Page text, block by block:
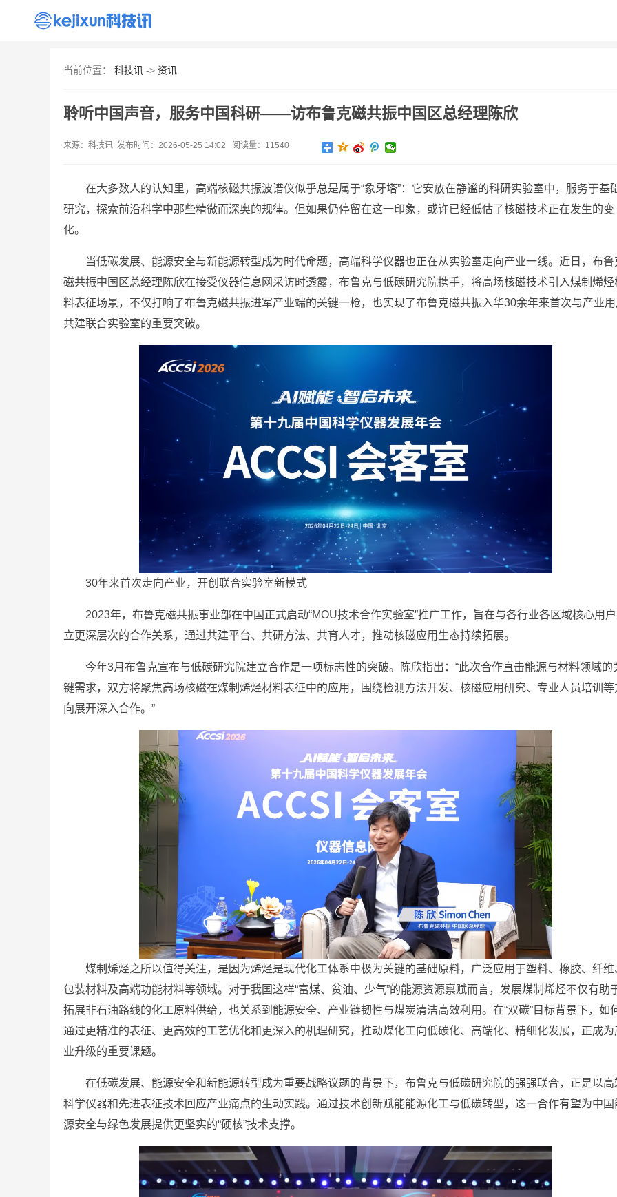
当前位置：
科技讯 -> 资讯
聆听中国声音，服务中国科研——访布鲁克磁共振中国区总经理陈欣
来源：科技讯 发布时间：2026-05-25 14:02 阅读量：11540
在大多数人的认知里，高端核磁共振波谱仪似乎总是属于“象牙塔”：它安放在静谧的科研实验室中，服务于基
研究，探索前沿科学中那些精微而深奥的规律。但如果仍停留在这一印象，或许已经低估了核磁技术正在发生的变
化。
当低碳发展、能源安全与新能源转型成为时代命题，高端科学仪器也正在从实验室走向产业一线。近日，布鲁
磁共振中国区总经理陈欣在接受仪器信息网采访时透露，布鲁克与低碳研究院携手，将高场核磁技术引入煤制烯烃
料表征场景，不仅打响了布鲁克磁共振进军产业端的关键一枪，也实现了布鲁克磁共振入华30余年来首次与产业用
共建联合实验室的重要突破。
30年来首次走向产业，开创联合实验室新模式
2023年，布鲁克磁共振事业部在中国正式启动“MOU技术合作实验室”推广工作，旨在与各行业各区域核心用
立更深层次的合作关系，通过共建平台、共研方法、共育人才，推动核磁应用生态持续拓展。
今年3月布鲁克宣布与低碳研究院建立合作是一项标志性的突破。陈欣指出：“此次合作直击能源与材料领域的
键需求，双方将聚焦高场核磁在煤制烯烃材料表征中的应用，围绕检测方法开发、核磁应用研究、专业人员培训等
向展开深入合作。”
煤制烯烃之所以值得关注，是因为烯烃是现代化工体系中极为关键的基础原料，广泛应用于塑料、橡胶、纤维
包装材料及高端功能材料等领域。对于我国这样“富煤、贫油、少气”的能源资源禀赋而言，发展煤制烯烃不仅有助
拓展非石油路线的化工原料供给，也关系到能源安全、产业链韧性与煤炭清洁高效利用。在“双碳”目标背景下，如何
通过更精准的表征、更高效的工艺优化和更深入的机理研究，推动煤化工向低碳化、高端化、精细化发展，正成为
业升级的重要课题。
在低碳发展、能源安全和新能源转型成为重要战略议题的背景下，布鲁克与低碳研究院的强强联合，正是以高
科学仪器和先进表征技术回应产业痛点的生动实践。通过技术创新赋能能源化工与低碳转型，这一合作有望为中国
源安全与绿色发展提供更坚实的“硬核”技术支撑。